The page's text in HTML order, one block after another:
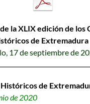
la XLIX edición de los
de Extremadura
17 de septiembre de
de
de 2020